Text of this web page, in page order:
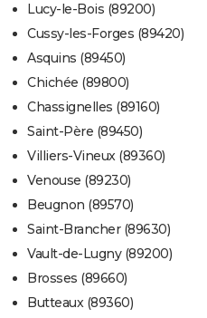
Lucy-le-Bois (89200)
Cussy-les-Forges (89420)
Asquins (89450)
Chichée (89800)
Chassignelles (89160)
Saint-Père (89450)
Villiers-Vineux (89360)
Venouse (89230)
Beugnon (89570)
Saint-Brancher (89630)
Vault-de-Lugny (89200)
Brosses (89660)
Butteaux (89360)